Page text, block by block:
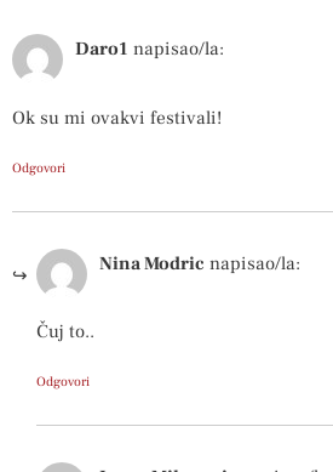
Daro1 napisao/la:
Ok su mi ovakvi festivali!
Odgovori
Nina Modric napisao/la:
Čuj to..
Odgovori